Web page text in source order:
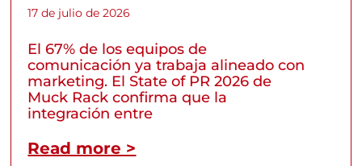
17 de julio de 2026
El 67% de los equipos de
comunicación ya trabaja alineado con
marketing. El State of PR 2026 de
Muck Rack confirma que la
integración entre
Read more >